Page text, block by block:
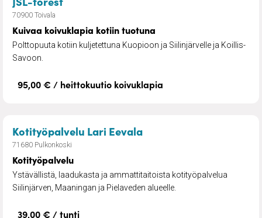
70900 Toivala
Kuivaa koivuklapia kotiin tuotuna
Polttopuuta kotiin kuljetettuna Kuopioon ja Siilinjärvelle ja Koillis-
Savoon.
95,00 € / heittokuutio koivuklapia
Kotityöpalvelu Lari Eevala– Kotityöpalvelu
71680 Pulkonkoski
Kotityöpalvelu
Ystävällistä, laadukasta ja ammattitaitoista kotityöpalvelua
Siilinjärven, Maaningan ja Pielaveden alueelle.
39,00 € / tunti